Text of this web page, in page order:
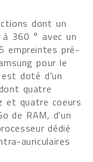
dont un
à 360 ° avec un
empreintes pré-
pour le
doté d'un
quatre
et quatre coeurs
de RAM, d'un
dédié
auriculaires